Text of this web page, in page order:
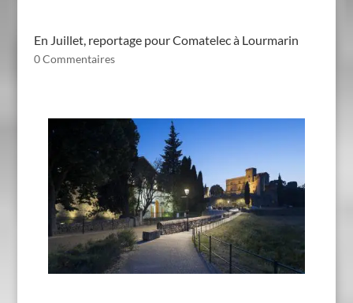
En Juillet, reportage pour Comatelec à Lourmarin
0 Commentaires